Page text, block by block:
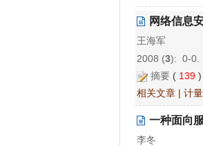
网络信息
王海军
2008 (3): 0-0.
摘要 ( 139
相关文章 | 计
一种面向
李冬